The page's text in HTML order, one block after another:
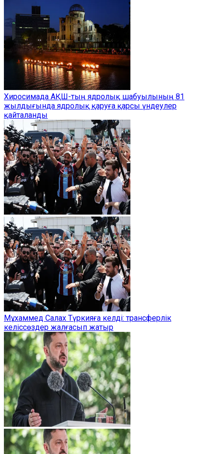
Хиросимада АҚШ-тың ядролық шабуылының 81
жылдығында ядролық қаруға қарсы үндеулер
қайталанды
Мұхаммед Салах Түркияға келді: трансферлік
келіссөздер жалғасып жатыр